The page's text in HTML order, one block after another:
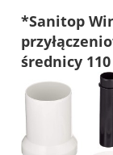
*Sanitop
średnicy